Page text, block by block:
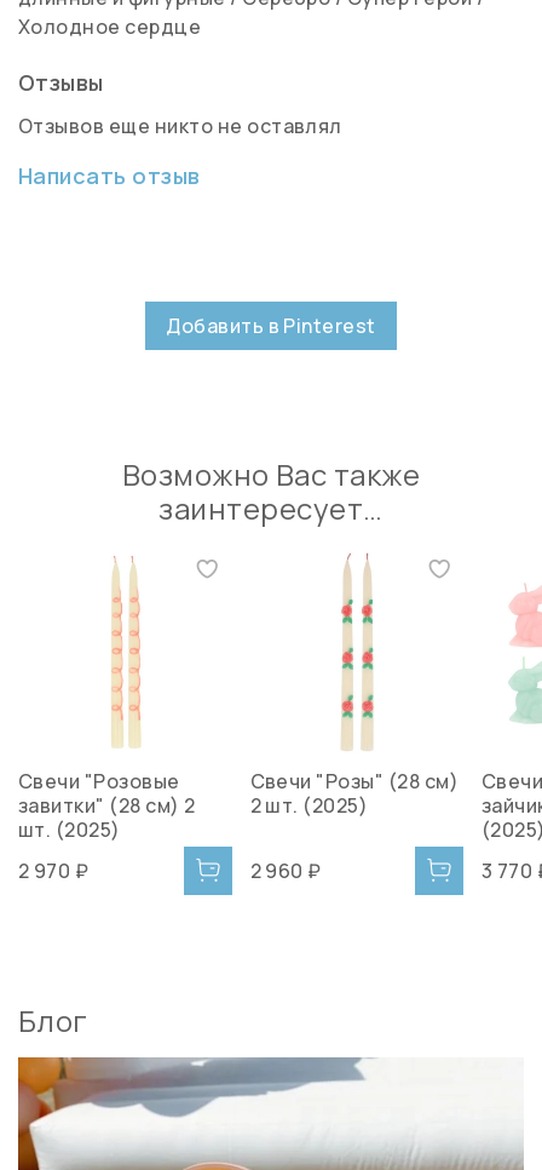
Холодное сердце
Отзывы
Отзывов еще никто не оставлял
Написать отзыв
Добавить в Pinterest
Возможно Вас также
заинтересует…
Свечи "Розовые
завитки" (28 см) 2
шт. (2025)
2 970 ₽
Свечи "Розы" (28 см)
2 шт. (2025)
2 960 ₽
3 770
Блог